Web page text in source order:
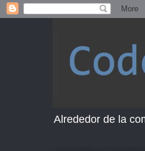
Alrededor de la